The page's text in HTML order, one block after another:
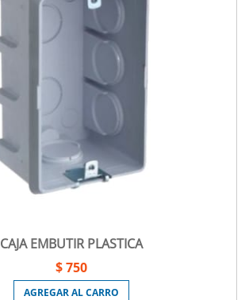
CAJA EMBUTIR PLASTICA
$ 750
AGREGAR AL CARRO